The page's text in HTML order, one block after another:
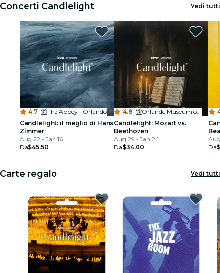
Concerti Candlelight Vedi tutti
4.7 ·
The Abbey - Orlando
Candlelight: il meglio di Hans
Zimmer
Aug 22 - Jan 16
Da$45.50
4.8 ·
Orlando Museum of Art
Candlelight: Mozart vs.
Beethoven
Aug 29 - Jan 24
Da$34.00
Da
Carte regalo Vedi tutti